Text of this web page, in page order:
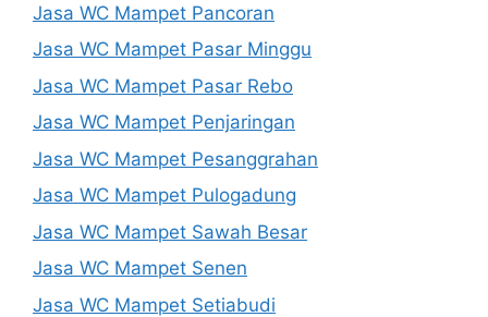
Jasa WC Mampet Pancoran
Jasa WC Mampet Pasar Minggu
Jasa WC Mampet Pasar Rebo
Jasa WC Mampet Penjaringan
Jasa WC Mampet Pesanggrahan
Jasa WC Mampet Pulogadung
Jasa WC Mampet Sawah Besar
Jasa WC Mampet Senen
Jasa WC Mampet Setiabudi